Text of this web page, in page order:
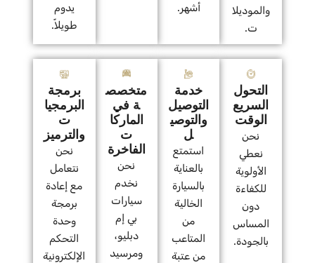
والموديلا
ت.
أشهر.
يدوم
طويلاً.
التحول
السريع
الوقت
نحن
نعطي
الأولوية
للكفاءة
دون
المساس
بالجودة.
خدمة
التوصيل
والتوصي
ل
استمتع
بالعناية
بالسيارة
الخالية
من
المتاعب
من عتبة
متخصص
ة في
الماركا
ت
الفاخرة
نحن
نخدم
سيارات
بي إم
دبليو،
ومرسيد
برمجة
البرمجيا
ت
والترميز
نحن
نتعامل
مع إعادة
برمجة
وحدة
التحكم
الإلكترونية